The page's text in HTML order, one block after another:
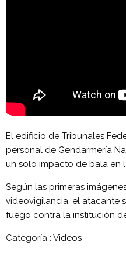
El edificio de Tribunales
personal de Gendarmería
un solo impacto de bala en
Según las primeras
videovigilancia, el atacante
fuego contra la institución
Categoría : Videos